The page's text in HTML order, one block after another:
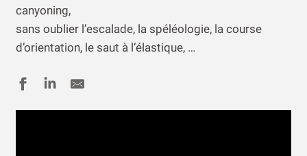
canyoning,
sans oublier l’escalade, la spéléologie, la course
d’orientation, le saut à l’élastique, …